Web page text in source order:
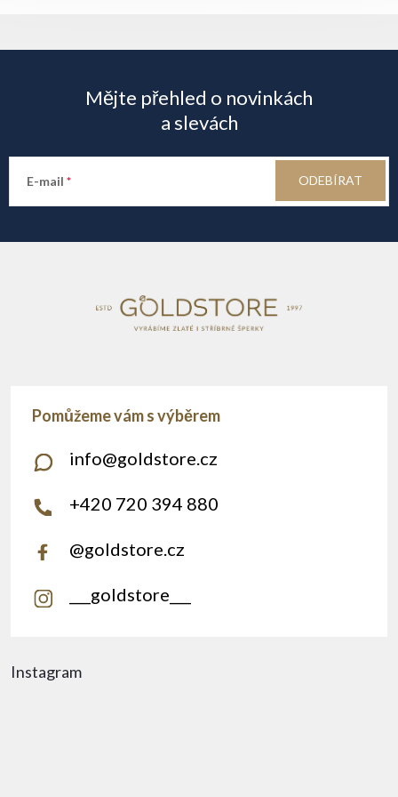
a
t
Mějte přehled o novinkách
a slevách
E-mail ODEBÍRAT
Instagram
info@goldstore.cz
+420 720 394 880
@goldstore.cz
___goldstore___